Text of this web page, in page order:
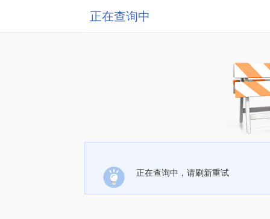
正在查询中
正在查询中，请刷新重试